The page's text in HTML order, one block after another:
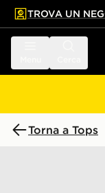
a fondo pagina
TROVA UN
Torna a Tops